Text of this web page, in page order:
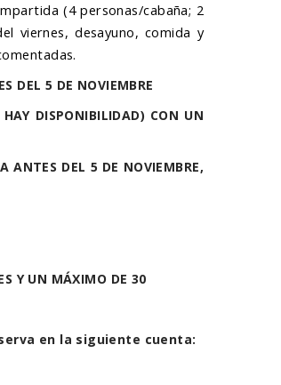
(4 personas/cabaña; 2
viernes, desayuno, comida y
DEL 5 DE NOVIEMBRE
DISPONIBILIDAD) CON UN
DEL 5 DE NOVIEMBRE,
Y UN MÁXIMO DE 30
en la siguiente cuenta: